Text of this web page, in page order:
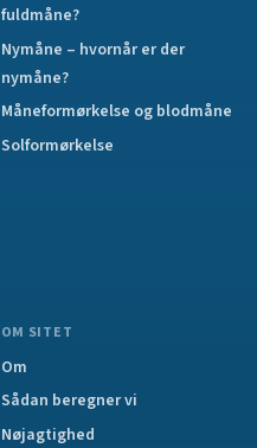
fuldmåne?
Nymåne – hvornår er der
nymåne?
Måneformørkelse og blodmåne
Solformørkelse
OM SITET
Om
Sådan beregner vi
Nøjagtighed